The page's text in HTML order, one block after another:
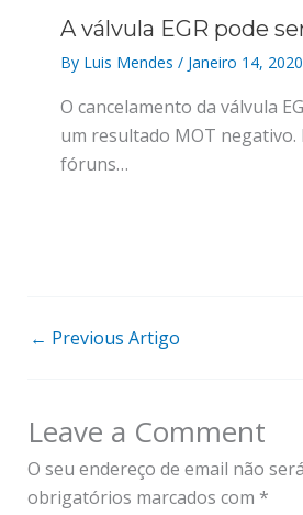
A válvula EGR pode
By Luis Mendes / Janeiro 14, 2020
O cancelamento da válvula
um resultado MOT negativo.
fóruns…
← Previous Artigo
Leave a Comment
O seu endereço de email não
obrigatórios marcados com *